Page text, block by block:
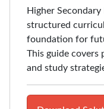
Higher Secondary
structured
foundation for
This guide covers
and study